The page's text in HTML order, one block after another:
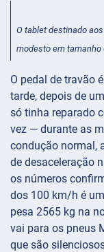
O tablet destinado
modesto em tamanho
O pedal de travão
tarde, depois de
só tinha reparado
vez — durante as
condução normal,
de desaceleração
os números
dos 100 km/h é
pesa 2565 kg na
vai para os pneus
que são